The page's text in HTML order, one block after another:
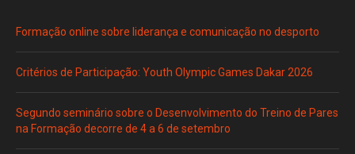
Formação online sobre liderança e comunicação no desporto
Critérios de Participação: Youth Olympic Games Dakar 2026
Segundo seminário sobre o Desenvolvimento do Treino de Pares
na Formação decorre de 4 a 6 de setembro